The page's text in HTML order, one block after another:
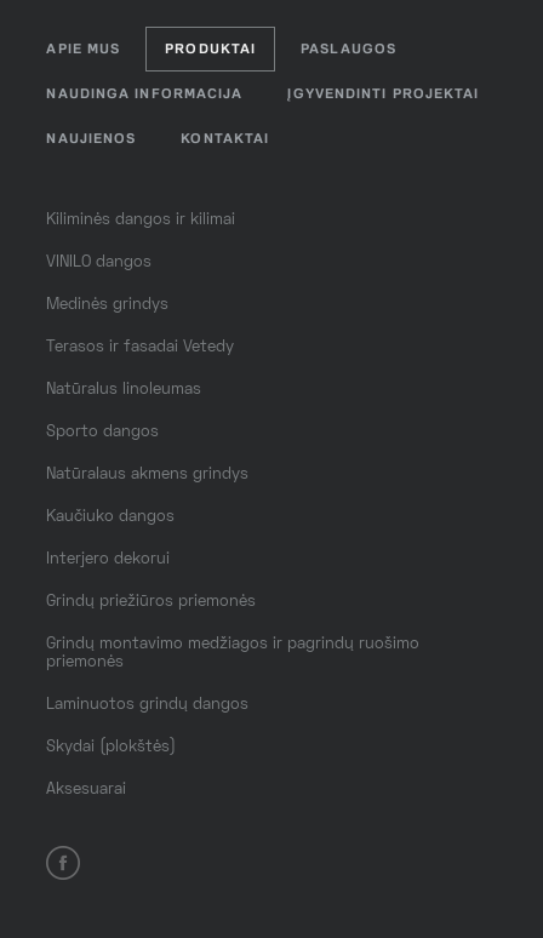
APIE MUS PRODUKTAI PASLAUGOS
NAUDINGA INFORMACIJA ĮGYVENDINTI PROJEKTAI
NAUJIENOS KONTAKTAI
Kiliminės dangos ir kilimai
VINILO dangos
Medinės grindys
Terasos ir fasadai Vetedy
Natūralus linoleumas
Sporto dangos
Natūralaus akmens grindys
Kaučiuko dangos
Interjero dekorui
Grindų priežiūros priemonės
Grindų montavimo medžiagos ir pagrindų ruošimo
priemonės
Laminuotos grindų dangos
Skydai (plokštės)
Aksesuarai